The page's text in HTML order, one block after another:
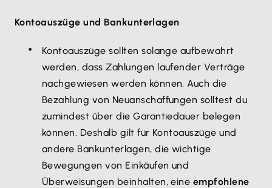
Kontoauszüge und Bankunterlagen
Kontoauszüge sollten solange aufbewahrt
werden, dass Zahlungen laufender Verträge
nachgewiesen werden können. Auch die
Bezahlung von Neuanschaffungen solltest du
zumindest über die Garantiedauer belegen
können. Deshalb gilt für Kontoauszüge und
andere Bankunterlagen, die wichtige
Bewegungen von Einkäufen und
Überweisungen beinhalten, eine empfohlene